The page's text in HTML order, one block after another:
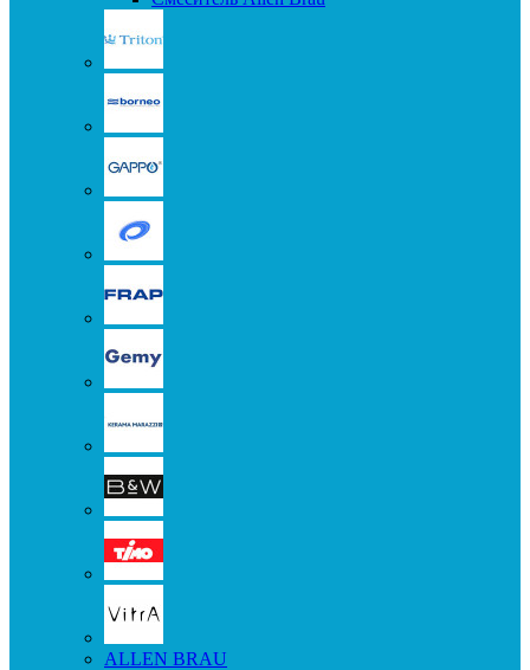
ALLEN BRAU